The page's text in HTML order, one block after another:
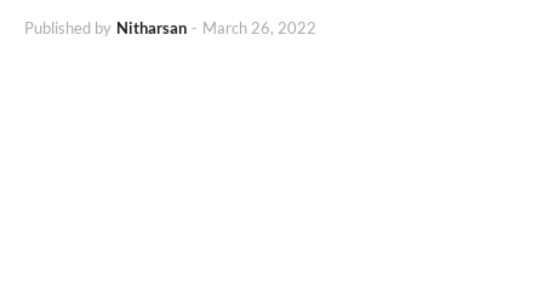
Published by Nitharsan - March 26, 2022